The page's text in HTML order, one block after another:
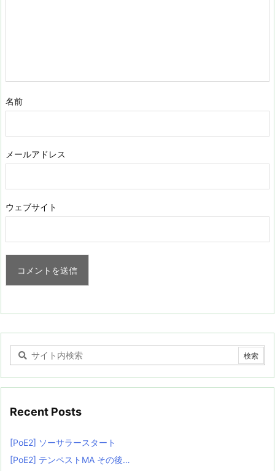
名前
メールアドレス
ウェブサイト
Recent Posts
[PoE2] ソーサラースタート
[PoE2] テンペストMA その後…